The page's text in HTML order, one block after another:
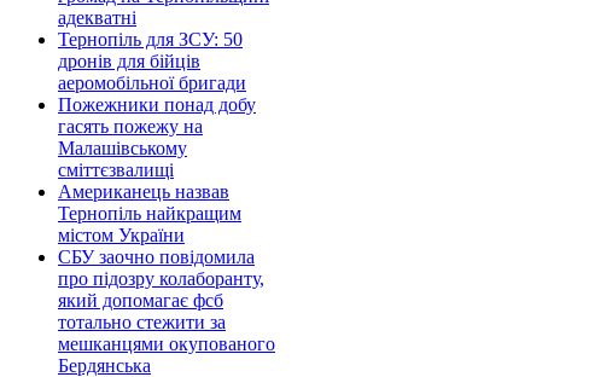
адекватні
Тернопіль для ЗСУ: 50
дронів для бійців
аеромобільної бригади
Пожежники понад добу
гасять пожежу на
Малашівському
сміттєзвалищі
Американець назвав
Тернопіль найкращим
містом України
СБУ заочно повідомила
про підозру колаборанту,
який допомагає фсб
тотально стежити за
мешканцями окупованого
Бердянська